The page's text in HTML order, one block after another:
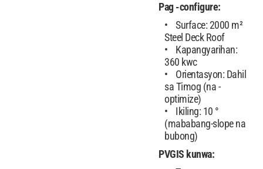
Pag -configure:
Surface: 2000 m²
Steel Deck Roof
Kapangyarihan:
360 kwc
Orientasyon: Dahil
sa Timog (na -
optimize)
Ikiling: 10 °
(mababang-slope na
bubong)
PVGIS kunwa: